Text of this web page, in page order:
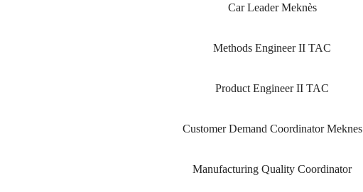
Car Leader Meknès
Methods Engineer II TAC
Product Engineer II TAC
Customer Demand Coordinator Meknes
Manufacturing Quality Coordinator